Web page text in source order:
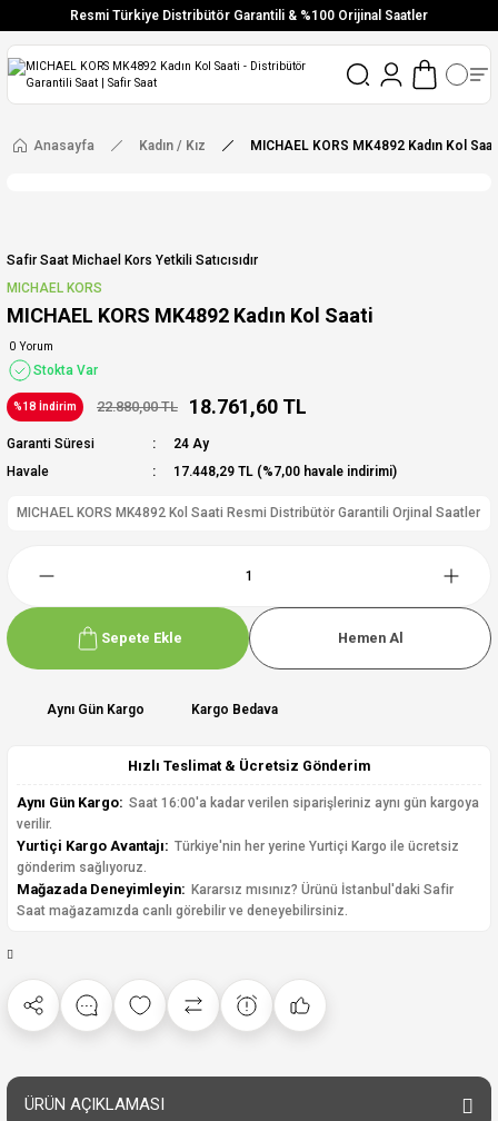
Resmi Türkiye Distribütör Garantili & %100 Orijinal Saatler
Vade Farksız 6 Taksit
Ücretsiz Kargo
Anasayfa Kadın / Kız MICHAEL KORS MK4892 Kadın Kol
Safir Saat Michael Kors Yetkili Satıcısıdır
MICHAEL KORS
MICHAEL KORS MK4892 Kadın Kol Saati
0 Yorum
Stokta Var
%18 İndirim 22.880,00 TL 18.761,60 TL
Garanti Süresi
24 Ay
Havale
17.448,29 TL (%7,00 havale indirimi)
MICHAEL KORS MK4892 Kol Saati Resmi Distribütör Garantili Orjinal Saatler
Sepete Ekle Hemen Al
Aynı Gün Kargo Kargo Bedava
Hızlı Teslimat & Ücretsiz Gönderim
Aynı Gün Kargo: Saat 16:00'a kadar verilen siparişleriniz aynı gün kargoya
verilir.
Yurtiçi Kargo Avantajı: Türkiye'nin her yerine Yurtiçi Kargo ile ücretsiz
gönderim sağlıyoruz.
Mağazada Deneyimleyin: Kararsız mısınız? Ürünü İstanbul'daki Safir
Saat mağazamızda canlı görebilir ve deneyebilirsiniz.
ÜRÜN AÇIKLAMASI